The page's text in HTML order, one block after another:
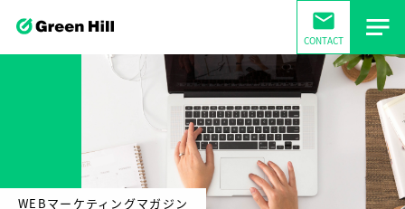
mail
CONTACT
WEBマーケティングマガジン